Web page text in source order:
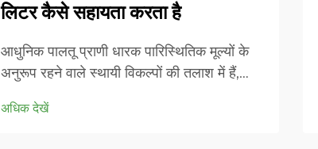
लिटर कैसे सहायता करता है
आधुनिक पालतू प्राणी धारक पारिस्थितिक मूल्यों के
अनुरूप रहने वाले स्थायी विकल्पों की तलाश में हैं,
को बनाए रखते हैं। पौधे-आधारित बिल्ली का मूत्रालय
अधिक देखें